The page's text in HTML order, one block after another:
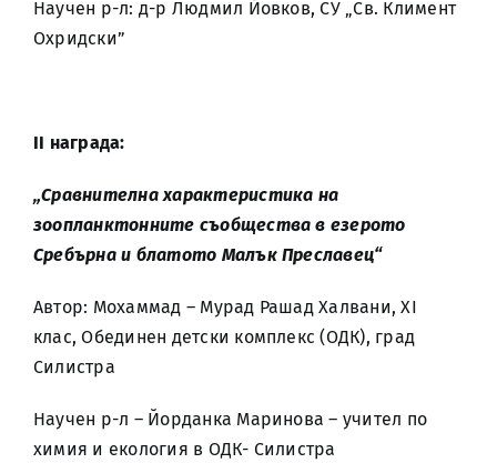
Научен р-л: д-р Людмил Йовков, СУ „Св. Климент
Охридски”
II награда:
„Сравнителна характеристика на
зоопланктонните съобщества в езерото
Сребърна и блатото Малък Преславец“
Автор: Мохаммад – Мурад Рашад Халвани, XI
клас, Обединен детски комплекс (ОДК), град
Силистра
Научен р-л – Йорданка Маринова – учител по
химия и екология в ОДК- Силистра